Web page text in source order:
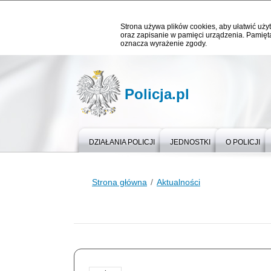
Strona używa plików cookies, aby ułatwić
oraz zapisanie w pamięci urządzenia.
oznacza wyrażenie zgody.
Policja.pl
DZIAŁANIA POLICJI JEDNOSTKI O POLICJI
Strona główna Aktualności